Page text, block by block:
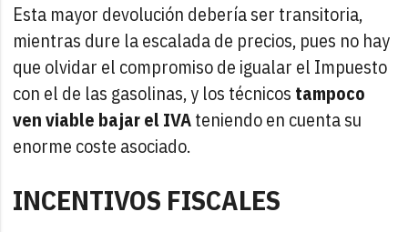
Esta mayor devolución debería ser transitoria,
mientras dure la escalada de precios, pues no hay
que olvidar el compromiso de igualar el Impuesto
con el de las gasolinas, y los técnicos tampoco
ven viable bajar el IVAteniendo en cuenta su
enorme coste asociado.
INCENTIVOS FISCALES